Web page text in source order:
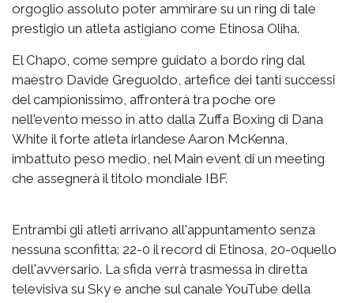
orgoglio assoluto poter ammirare su un ring di tale
prestigio un atleta astigiano come Etinosa Oliha.
El Chapo, come sempre guidato a bordo ring dal
maestro Davide Greguoldo, artefice dei tanti successi
del campionissimo, affronterà tra poche ore
nell'evento messo in atto dalla Zuffa Boxing di Dana
White il forte atleta irlandese Aaron McKenna,
imbattuto peso medio, nel Main event di un meeting
che assegnerà il titolo mondiale IBF.
Entrambi gli atleti arrivano all'appuntamento senza
nessuna sconfitta: 22-0 il record di Etinosa, 20-0quello
dell'avversario. La sfida verrà trasmessa in diretta
televisiva su Sky e anche sul canale YouTube della